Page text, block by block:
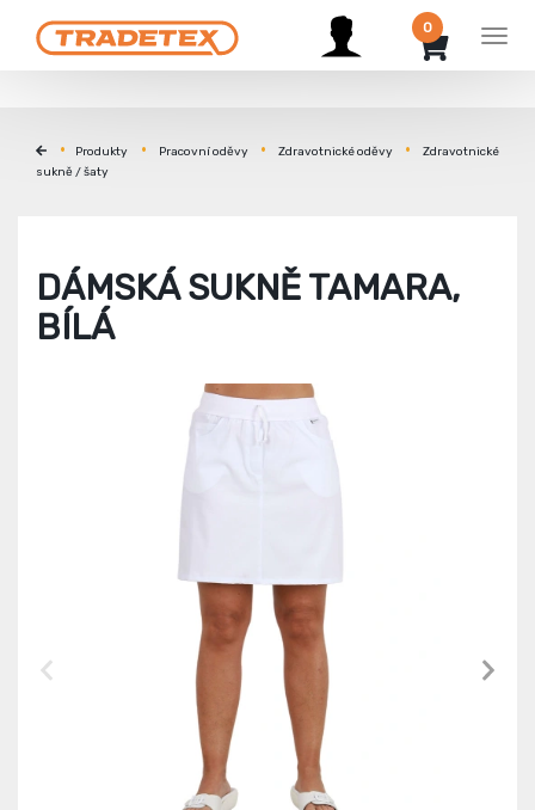
0
Produkty Pracovní oděvy Zdravotnické oděvy
Zdravotnické
sukně / šaty
DÁMSKÁ SUKNĚ TAMARA,
BÍLÁ